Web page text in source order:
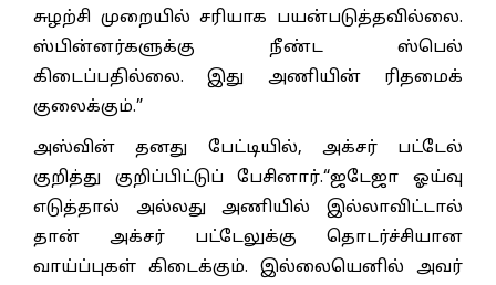
சுழற்சி முறையில் சரியாக பயன்படுத்தவில்லை.
ஸ்பின்னர்களுக்கு நீண்ட ஸ்பெல்
கிடைப்பதில்லை. இது அணியின் ரிதமைக்
குலைக்கும்.”
அஸ்வின் தனது பேட்டியில், அக்சர் பட்டேல்
குறித்து குறிப்பிட்டுப் பேசினார்.“ஜடேஜா ஓய்வு
எடுத்தால் அல்லது அணியில் இல்லாவிட்டால்
தான் அக்சர் பட்டேலுக்கு தொடர்ச்சியான
வாய்ப்புகள் கிடைக்கும். இல்லையெனில் அவர்